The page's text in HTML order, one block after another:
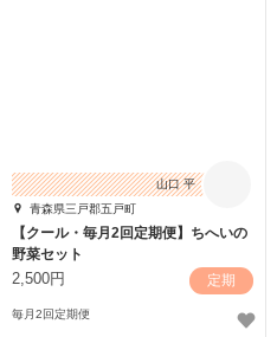
山口 平
青森県三戸郡五戸町
【クール・毎月2回定期便】ちへいの
野菜セット
2,500円 定期
毎月2回定期便